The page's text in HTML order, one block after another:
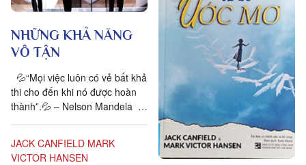
NHỮNG KHẢ NĂNG
VÔ TẬN
💦“Mọi việc luôn có vẻ bất khả
thi cho đến khi nó được hoàn
thành”.💦 – Nelson Mandela
JACK CANFIELD MARK
VICTOR HANSEN